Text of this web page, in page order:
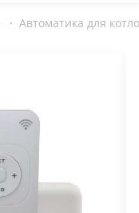
· Автоматика для